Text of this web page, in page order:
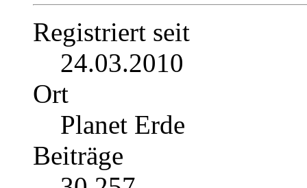
Registriert seit
24.03.2010
Ort
Planet Erde
Beiträge